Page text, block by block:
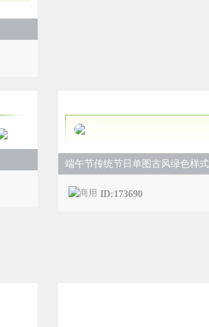
端午节传统节日单图古风绿色样式
ID:173690